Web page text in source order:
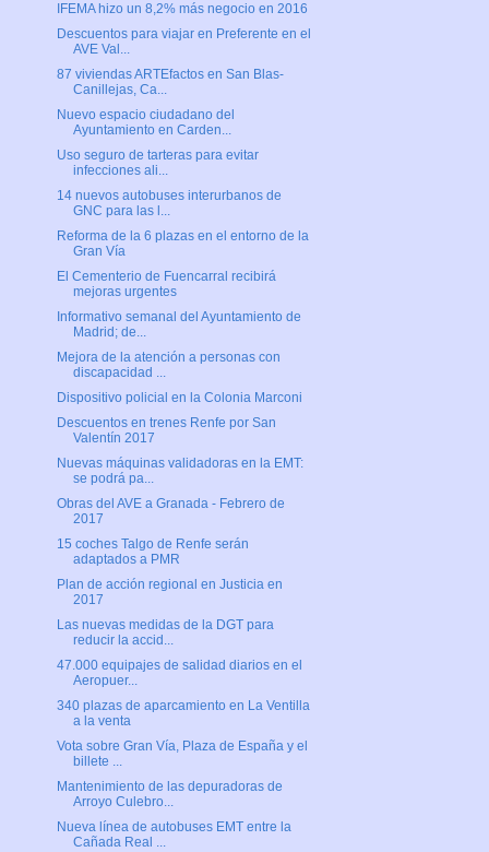
IFEMA hizo un 8,2% más negocio en 2016
Descuentos para viajar en Preferente en el
AVE Val...
87 viviendas ARTEfactos en San Blas-
Canillejas, Ca...
Nuevo espacio ciudadano del
Ayuntamiento en Carden...
Uso seguro de tarteras para evitar
infecciones ali...
14 nuevos autobuses interurbanos de
GNC para las l...
Reforma de la 6 plazas en el entorno de la
Gran Vía
El Cementerio de Fuencarral recibirá
mejoras urgentes
Informativo semanal del Ayuntamiento de
Madrid; de...
Mejora de la atención a personas con
discapacidad ...
Dispositivo policial en la Colonia Marconi
Descuentos en trenes Renfe por San
Valentín 2017
Nuevas máquinas validadoras en la EMT:
se podrá pa...
Obras del AVE a Granada - Febrero de
2017
15 coches Talgo de Renfe serán
adaptados a PMR
Plan de acción regional en Justicia en
2017
Las nuevas medidas de la DGT para
reducir la accid...
47.000 equipajes de salidad diarios en el
Aeropuer...
340 plazas de aparcamiento en La Ventilla
a la venta
Vota sobre Gran Vía, Plaza de España y el
billete ...
Mantenimiento de las depuradoras de
Arroyo Culebro...
Nueva línea de autobuses EMT entre la
Cañada Real ...